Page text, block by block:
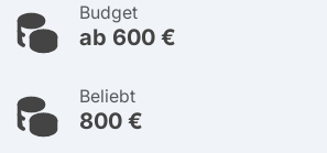
Budget
ab 600 €
Beliebt
800 €